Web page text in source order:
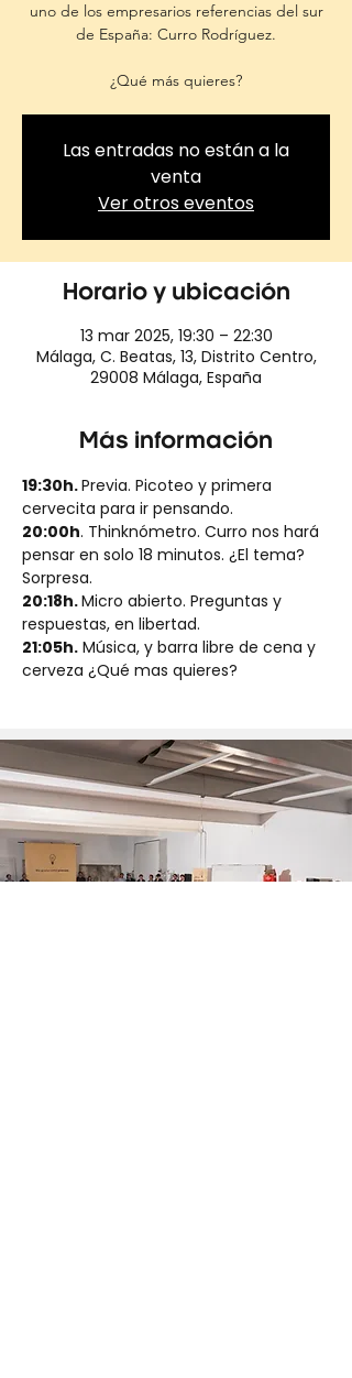
uno de los empresarios referencias del sur
de España: Curro Rodríguez.
¿Qué más quieres?
Las entradas no están a la
venta
Ver otros eventos
Horario y ubicación
13 mar 2025, 19:30 – 22:30
Málaga, C. Beatas, 13, Distrito Centro,
29008 Málaga, España
Más información
19:30h. Previa. Picoteo y primera
cervecita para ir pensando.
20:00h. Thinknómetro. Curro nos hará
pensar en solo 18 minutos. ¿El tema?
Sorpresa.
20:18h. Micro abierto. Preguntas y
respuestas, en libertad.
21:05h. Música, y barra libre de cena y
cerveza ¿Qué mas quieres?